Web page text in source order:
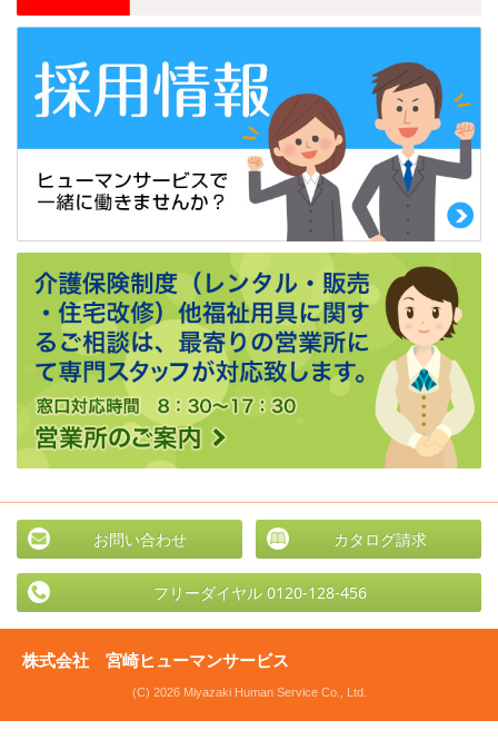
お問い合わせ カタログ請求
フリーダイヤル 0120-128-456
株式会社 宮崎ヒューマンサービス
(C) 2026 Miyazaki Human Service Co., Ltd.